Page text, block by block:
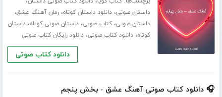
داستان صوتی،دانلود داستان کوتاه،رمان آهنگ عشق،
داستان صوتی،کتاب صوتی،داستان صوتی کوتاه،داستان
کوتاه،دانلود کتاب صوتی،دانلود رایگان کتاب صوتی
دانلود کتاب صوتی
🎧 دانلود کتاب صوتی آهنگ عشق - بخش پنجم